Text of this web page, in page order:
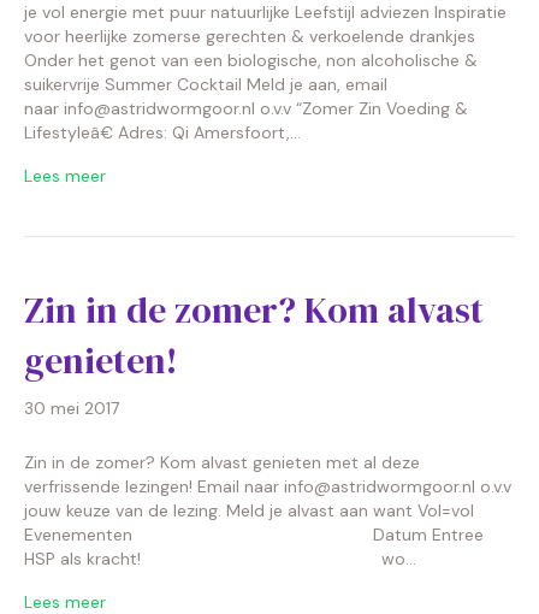
je vol energie met puur natuurlijke Leefstijl adviezen Inspiratie
voor heerlijke zomerse gerechten & verkoelende drankjes
Onder het genot van een biologische, non alcoholische &
suikervrije Summer Cocktail Meld je aan, email
naar info@astridwormgoor.nl o.v.v “Zomer Zin Voeding &
Lifestyleâ€ Adres: Qi Amersfoort,…
Lees meer
Zin in de zomer? Kom alvast
genieten!
30 mei 2017
Zin in de zomer? Kom alvast genieten met al deze
verfrissende lezingen! Email naar info@astridwormgoor.nl o.v.v
jouw keuze van de lezing. Meld je alvast aan want Vol=vol
Evenementen Datum Entree
HSP als kracht! wo…
Lees meer